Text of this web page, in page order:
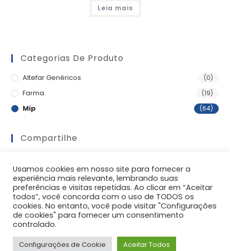
Leia mais
Categorias De Produto
Altefar Genéricos (0)
Farma (19)
Mip (64)
Compartilhe
Usamos cookies em nosso site para fornecer a
experiência mais relevante, lembrando suas
preferências e visitas repetidas. Ao clicar em “Aceitar
todos”, você concorda com o uso de TODOS os
cookies. No entanto, você pode visitar "Configurações
de cookies" para fornecer um consentimento
controlado.
Configurações de Cookie Aceitar Todos